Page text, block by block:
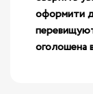
оформити
оголошена